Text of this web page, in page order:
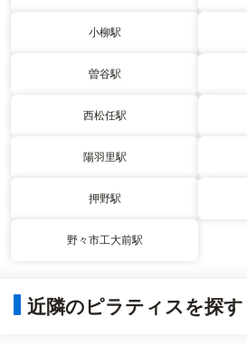
小柳駅
曽谷駅
西松任駅
陽羽里駅
押野駅
野々市工大前駅
近隣のピラティスを探す